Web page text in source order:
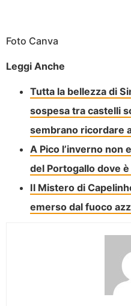
Foto Canva
Leggi Anche
Tutta la bellezza di
sospesa tra castelli
sembrano ricordare
A Pico l’inverno non
del Portogallo dove
Il Mistero di
emerso dal fuoco